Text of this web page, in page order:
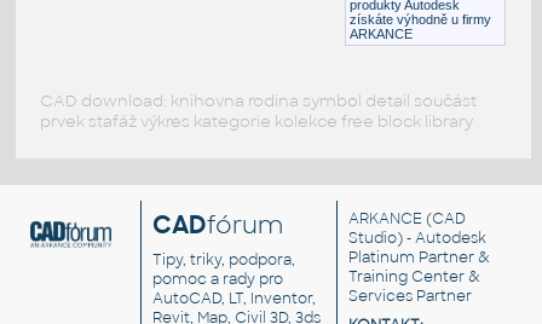
produkty Autodesk
získáte výhodně u firmy
ARKANCE
CAD download: knihovna rodina symbol detail součást
prvek stafáž výkres kategorie kolekce free block library
CADfórum
Tipy, triky, podpora,
pomoc a rady pro
AutoCAD, LT, Inventor,
Revit, Map, Civil 3D, 3ds
ARKANCE (CAD
Studio) - Autodesk
Platinum Partner &
Training Center &
Services Partner